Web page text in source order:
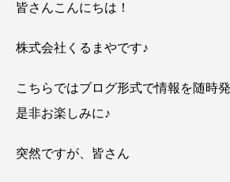
皆さんこんにちは！
株式会社くるまやです♪
こちらではブログ形式で情報を随時
是非お楽しみに♪
突然ですが、皆さん